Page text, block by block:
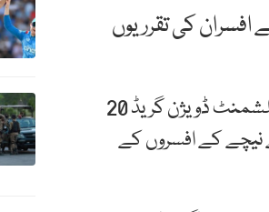
نے اسٹیبلشمنٹ ڈویژن کو گریڈ 20 اور زائد کے افسران کی تقرریوں
الیکشن کمیشن نے اسٹیبلشمنٹ ڈویژن کو خط لکھا ہے جس میں ہدایت کی ہے کہ اسٹیبلشمنٹ ڈویژن گریڈ 20
اور تبادلوں کے لیے اجازت لے جبکہ گریڈ 19 اور اس سے نیچے کے افسروں کے